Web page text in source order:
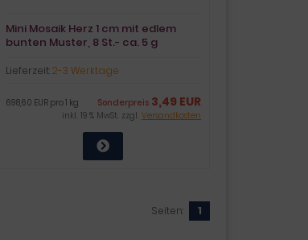
Mini Mosaik Herz 1 cm mit edlem
bunten Muster, 8 St.- ca. 5 g
Lieferzeit:2-3 Werktage
Sonderpreis 3,49 EUR
698,60 EUR pro 1 kg
inkl. 19 % MwSt. zzgl. Versandkosten
Seiten: 1